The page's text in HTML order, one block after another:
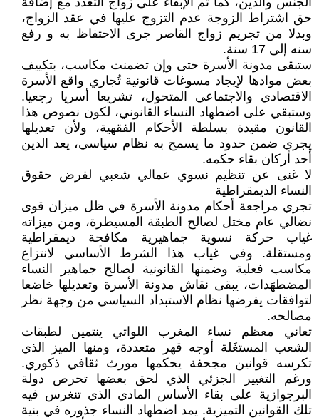
حق اشتراط الزوجة عدم التزوج عليها في عقد الزواج،
وبدلا من تجريم زواج القاصر جرى الاحتفاظ به و رفع
سنه إلى 17 سنة.
ستبقى مدونة الأسرة حتى وإن تضمنت مكاسب، بتكييف
بعض موادها لإيجاد مسوغات قانونية تُجاري واقع الأسرة
الاقتصادي والاجتماعي المتحول، تشريعا أسريا رجعيا.
وستبقي على اضطهاد النساء القانوني، لكون نصوص هذا
القانون مقيدة بسلطة الأحكام الفقهية، ولأن تعديلها
يجري ضمن حدود ما يسمح به نظام سياسي، يعد الدين
أحد أركان بقاء حكمه.
لا غنى عن تنظيم نسوي عمالي شعبي لفرض حقوق
النساء الديمقراطية
تجري مراجعة أحكام مدونة الأسرة في ظل ميزان قوى
نضالي عام مختل لصالح الطبقة المسيطرة، ومن ميزاته
غياب حركة نسوية جماهيرية مكافحة ديمقراطية
ومستقلة. وفي غياب هذا الشرط الأساسي لانتزاع
مكاسب فعلية وضمنها القانونية لصالح جماهير النساء
المضطهَدات، يبقى نقاش مدونة الأسرة وتعديلها خاضعا
لتوافقات يفرضها نظام الاستبداد السياسي من وجهة نظر
مصالحه.
تعاني معظم نساء المغرب اللواتي ينتمين لطبقات
الشعب المستغَلة أوجه قهر متعددة، ومنها الميز الذي
تكرسه قوانين مجحفة يحكمها مورث ثقافي ذكوري.
ورغم التغيير الجزئي الذي لحق بعضها تحرص دولة
البرجوازية على بقاء الأساس المادي الذي تنغرس فيه
تلك القوانين التميزية. يمد اضطهاد النساء جذوره في بنية